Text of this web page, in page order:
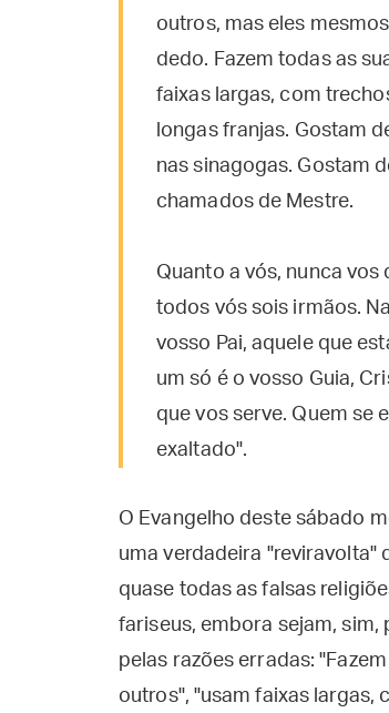
outros, mas eles
dedo. Fazem todas as
faixas largas, com
longas franjas. Gostam
nas sinagogas. Gostam
chamados de Mestre.
Quanto a vós, nunca vos
todos vós sois irmãos.
vosso Pai, aquele que
um só é o vosso Guia,
que vos serve. Quem se
exaltado".
O Evangelho deste sábado
uma verdadeira "reviravolta"
quase todas as falsas
fariseus, embora sejam,
pelas razões erradas:
outros", "usam faixas largas,